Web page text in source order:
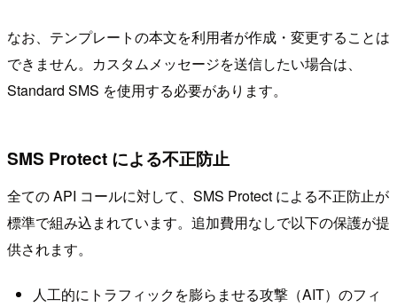
なお、テンプレートの本文を利用者が作成・変更することは
できません。カスタムメッセージを送信したい場合は、
Standard SMS を使用する必要があります。
SMS Protect による不正防止
全ての API コールに対して、SMS Protect による不正防止が
標準で組み込まれています。追加費用なしで以下の保護が提
供されます。
人工的にトラフィックを膨らませる攻撃（AIT）のフィ